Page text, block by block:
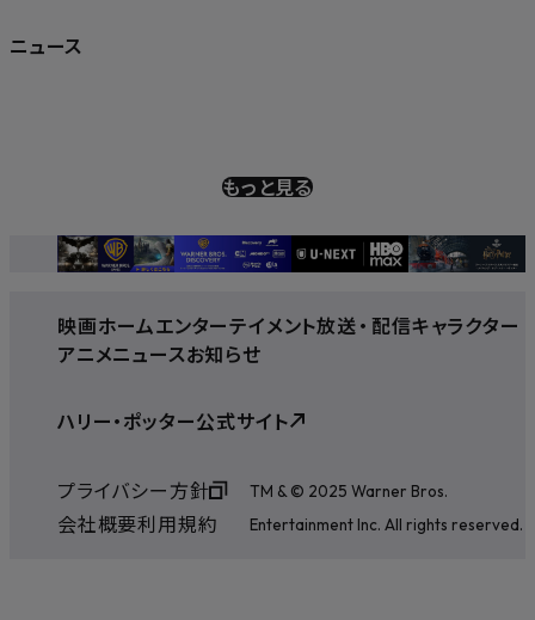
ニュース
もっと見る
映画ホームエンターテイメント放送・ 配信キャラクター
アニメニュースお知らせ
ハリー・ポッター公式サイト
プライバシー方針
会社概要利用規約
TM & © 2025 Warner Bros.
Entertainment Inc. All rights reserved.